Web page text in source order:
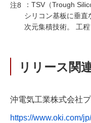
注8
：TSV（Trough
シリコン基板に垂直
次元集積技術。 工
リリース関
沖電気工業株式会社
https://www.oki.com/